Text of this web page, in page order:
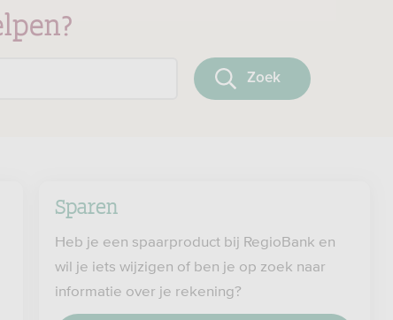
Zoek
Sparen
Heb je een spaarproduct bij RegioBank en
wil je iets wijzigen of ben je op zoek naar
informatie over je rekening?